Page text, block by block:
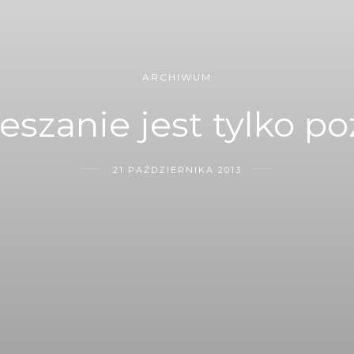
ARCHIWUM
jest tylko
21 PAŹDZIERNIKA 2013